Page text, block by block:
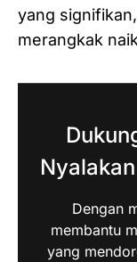
yang
merangkak
Dengan
membantu
yang